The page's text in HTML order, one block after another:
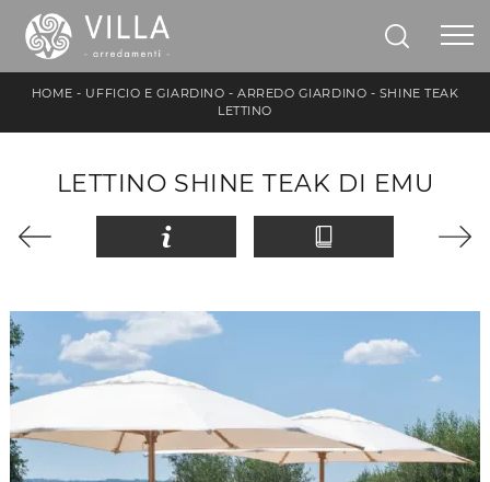
HOME - UFFICIO E GIARDINO - ARREDO GIARDINO - SHINE TEAK
LETTINO
LETTINO SHINE TEAK DI EMU